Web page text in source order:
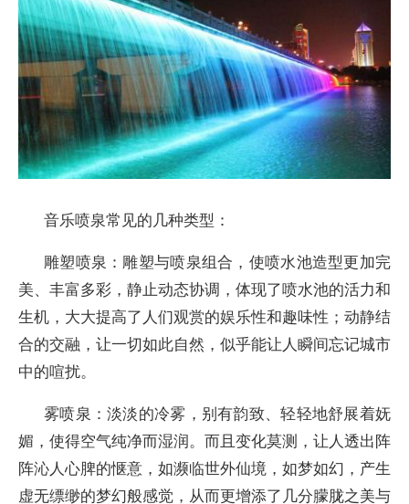
音乐喷泉常见的几种类型：
雕塑喷泉：雕塑与喷泉组合，使喷水池造型更加完
美、丰富多彩，静止动态协调，体现了喷水池的活力和
生机，大大提高了人们观赏的娱乐性和趣味性；动静结
合的交融，让一切如此自然，似乎能让人瞬间忘记城市
中的喧扰。
雾喷泉：淡淡的冷雾，别有韵致、轻轻地舒展着妩
媚，使得空气纯净而湿润。而且变化莫测，让人透出阵
阵沁人心脾的惬意，如濒临世外仙境，如梦如幻，产生
虚无缥缈的梦幻般感觉，从而更增添了几分朦胧之美与